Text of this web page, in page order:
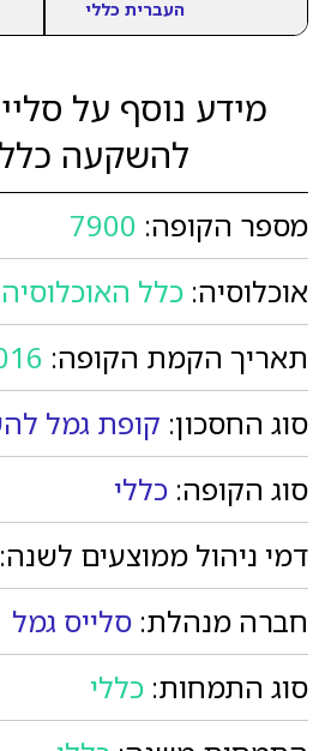
העברית כללי
מידע נוסף על
להשקעה
מספר הקופה: 7900
אוכלוסיה: כלל האוכלוסיה
תאריך הקמת הקופה:
סוג החסכון: קופת גמל
סוג הקופה: כללי
דמי ניהול ממוצעים לשנה:
חברה מנהלת: סלייס גמל
סוג התמחות: כללי